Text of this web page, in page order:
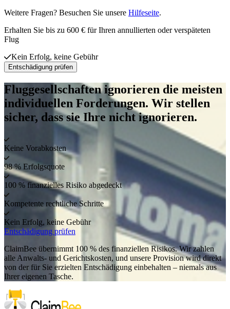
Weitere Fragen? Besuchen Sie unsere Hilfeseite.
Erhalten Sie bis zu 600 € für Ihren annullierten oder verspäteten
Flug
Kein Erfolg, keine Gebühr
Entschädigung prüfen
Fluggesellschaften ignorieren die meisten
individuellen Forderungen. Wir stellen
sicher, dass sie Ihre nicht ignorieren.
Keine Vorabkosten
98 % Erfolgsquote
100 % finanzielles Risiko abgedeckt
Kompetente rechtliche Schritte
Kein Erfolg, keine Gebühr
Entschädigung prüfen
ClaimBee übernimmt 100 % des finanziellen Risikos. Wir zahlen
alle Anwalts- und Gerichtskosten, und unsere Provision wird direkt
von der für Sie erzielten Entschädigung einbehalten – niemals aus
Ihrer eigenen Tasche.